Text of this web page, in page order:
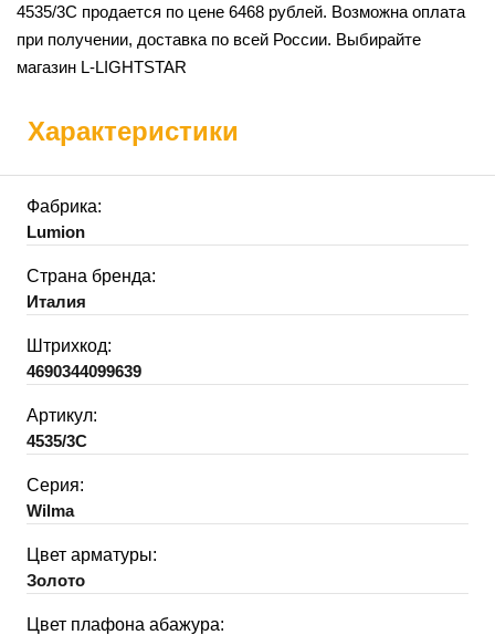
4535/3C продается по цене 6468 рублей. Возможна оплата
при получении, доставка по всей России. Выбирайте
магазин L-LIGHTSTAR
Характеристики
Фабрика:
Lumion
Страна бренда:
Италия
Штрихкод:
4690344099639
Артикул:
4535/3C
Серия:
Wilma
Цвет арматуры:
Золото
Цвет плафона абажура: